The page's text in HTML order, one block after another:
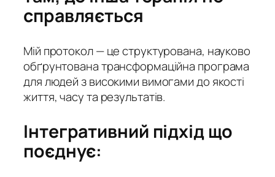
справляється
Мій протокол — це структурована, науково
обґрунтована трансформаційна програма
для людей з високими вимогами до якості
життя, часу та результатів.
Інтегративний підхід що
поєднує: